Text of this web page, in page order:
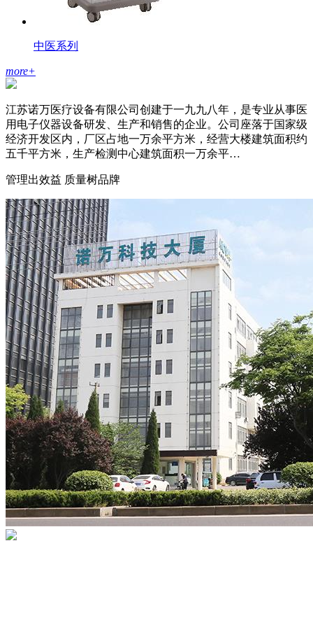
中医系列
more+
江苏诺万医疗设备有限公司创建于一九九八年，是专业从事医
用电子仪器设备研发、生产和销售的企业。公司座落于国家级
经济开发区内，厂区占地一万余平方米，经营大楼建筑面积约
五千平方米，生产检测中心建筑面积一万余平…
管理出效益 质量树品牌